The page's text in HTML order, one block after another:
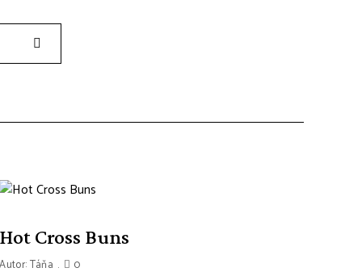
Search
Hot Cross Buns
Autor:Táňa 0